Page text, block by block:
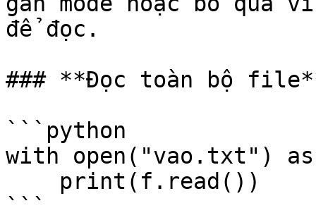
để đọc.
### **Đọc toàn bộ
```python
with
```